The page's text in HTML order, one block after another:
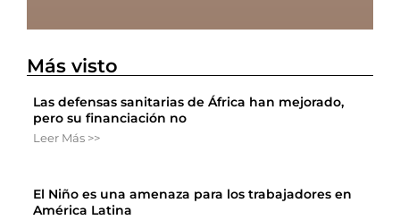
Más visto
Las defensas sanitarias de África han mejorado,
pero su financiación no
Leer Más >>
El Niño es una amenaza para los trabajadores en
América Latina